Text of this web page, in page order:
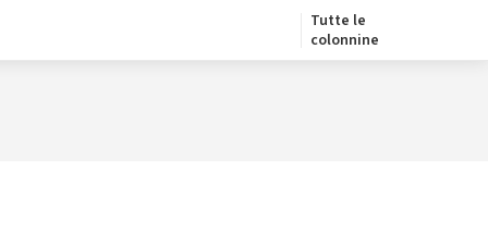
Tutte le
colonnine